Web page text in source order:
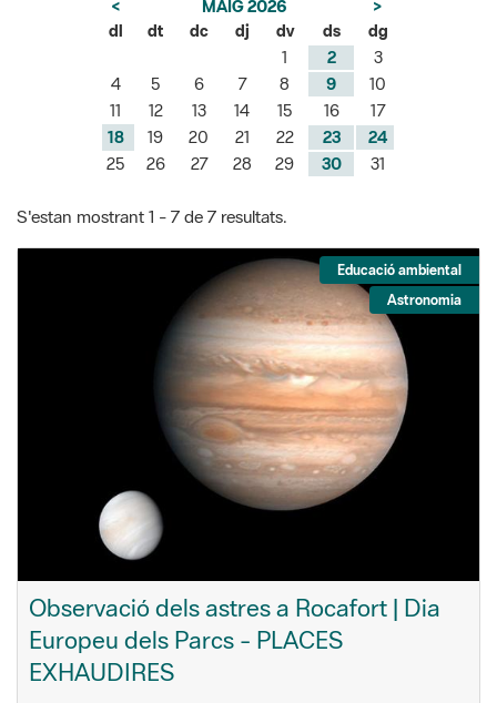
< MAIG 2026
>
dl
dt dc dj dv ds
dg
1
2
3
4
5 6 7 8 9
10
11
12 13 14 15 16
17
18
19 20 21 22 23
24
25
26 27 28 29 30 31
S'estan mostrant 1 - 7 de 7 resultats.
Educació ambiental
Astronomia
Observació dels astres a Rocafort | Dia
Europeu dels Parcs - PLACES
EXHAUDIRES